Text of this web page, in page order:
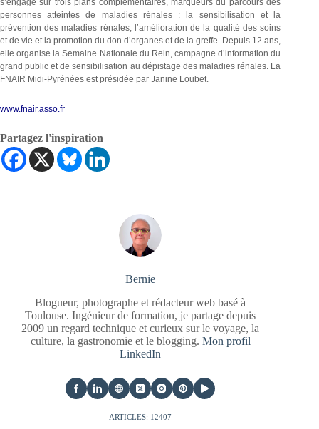
s’engage sur trois plans complémentaires, marqueurs du parcours des
personnes atteintes de maladies rénales : la sensibilisation et la
prévention des maladies rénales, l’amélioration de la qualité des soins
et de vie et la promotion du don d’organes et de la greffe. Depuis 12 ans,
elle organise la Semaine Nationale du Rein, campagne d’information du
grand publicet de sensibilisation au dépistage des maladies rénales. La
FNAIR Midi-Pyrénées est présidée par Janine Loubet.
www.fnair.asso.fr
Partagez l'inspiration
Bernie
Blogueur, photographe et rédacteur web basé à
Toulouse. Ingénieur de formation, je partage depuis
2009 un regard technique et curieux sur le voyage, la
culture, la gastronomie et le blogging. Mon profil
LinkedIn
ARTICLES: 12407